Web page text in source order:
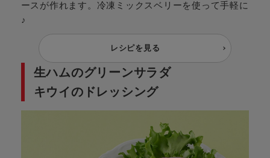
ースが作れます。冷凍ミックスベリーを使って手軽に
♪
レシピを見る
生ハムのグリーンサラダ
キウイのドレッシング